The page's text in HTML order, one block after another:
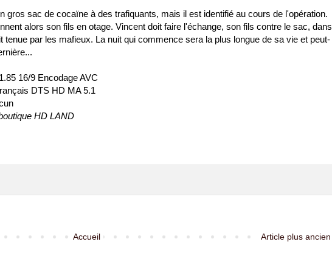
gros sac de cocaïne à des trafiquants, mais il est identifié au cours de l'opération.
alors son fils en otage. Vincent doit faire l'échange, son fils contre le sac, dans
tenue par les mafieux. La nuit qui commence sera la plus longue de sa vie et peut-
16/9 Encodage AVC
DTS HD MA 5.1
HD LAND
Article plus ancien
Accueil